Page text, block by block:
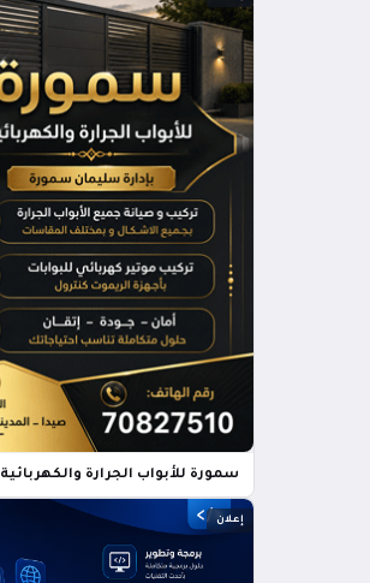
سمورة للأبواب الجرارة والكهربائية
إعلان